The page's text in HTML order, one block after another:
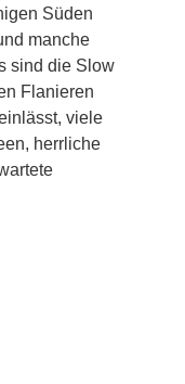
Süden
manche
sind die Slow
Flanieren
viele
herrliche